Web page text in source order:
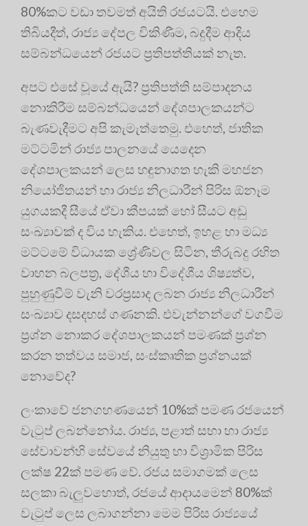
80%කට වඩා තවමත් අයිති රජයටයි. එහෙම
තිබියදීත්, රාජ්‍ය දේපල විකිණීම, බදුදීම ආදිය
සම්බන්ධයෙන් රජයට ප්‍රතිපත්තියක් නැත.
අපට එසේ වූයේ ඇයි? ප්‍රතිපත්ති සම්පාදනය
නොකිරීම සම්බන්ධයෙන් දේශපාලකයන්ට
බැණවැදීමට අපි කැමැත්තෙමු. එහෙත්, ජාතික
මට්ටමින් රාජ්‍ය පාලනයේ යෙදෙන
දේශපාලකයන් ලෙස හඳුනාගත හැකි මහජන
නියෝජිතයන් හා රාජ්‍ය නිලධාරීන් පිරිස ඕනෑම
යුගයකදී සීයේ ඒවා කීපයක් හෝ සීයට අඩු
සංඛ්‍යාවක් ද විය හැකිය. එහෙත්, ඉහළ හා මධ්‍ය
මට්ටමේ විධායක ශ්‍රේණිවල සිටින, තීරුබදු රහිත
වාහන බලපත්‍ර, දේශීය හා විදේශීය ශිෂ්‍යත්ව,
පුහුණුවීම් වැනි වරප්‍රසාද ලබන රාජ්‍ය නිලධාරීන්
සංඛ්‍යාව දසදහස් ගණනකි. එවැන්නන්ගේ වගවීම
ප්‍රශ්න නොකර දේශපාලකයන් පමණක් ප්‍රශ්න
කරන තත්වය සමාජ, සංස්කෘතික ප්‍රශ්නයක්
නොවේද?
ලංකාවේ ජනගහණයෙන් 10%ක් පමණ රජයෙන්
වැටුප් ලබන්නෝය. රාජ්‍ය, පළාත් සභා හා රාජ්‍ය
සේවාවන්හි සේවයේ නියුතු හා විශ්‍රාමික පිරිස
ලක්ෂ 22ක් පමණ වේ. රජය සමාගමක් ලෙස
සලකා බැලුවහොත්, රජයේ ආදායමෙන් 80%ක්
වැටුප් ලෙස ලබාගන්නා මෙම පිරිස රාජ්‍යයේ